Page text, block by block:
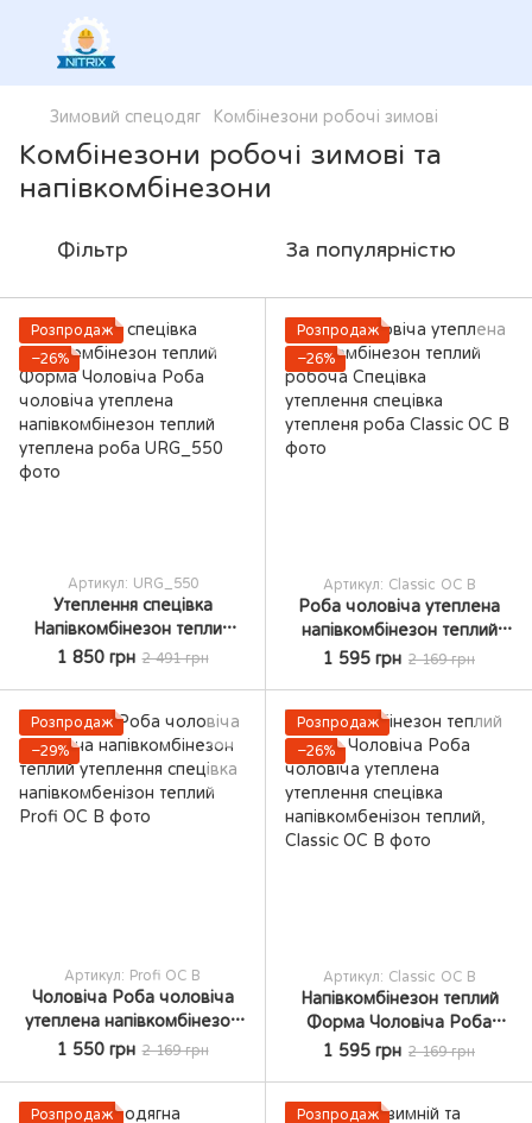
Зимовий спецодяг Комбінезони робочі зимові
Комбінезони робочі зимові та
напівкомбінезони
Фільтр За популярністю
Розпродаж
−26%
Артикул: URG_550
Утеплення спецівка
Напівкомбінезон теплий
Форма Чоловіча Роба
утеплена роба
1 850 грн 2 491 грн
Розпродаж
−26%
Артикул: Classic OC B
Роба чоловіча утеплена
напівкомбінезон теплий
робоча Спецівка
1 595 грн 2 169 грн
Розпродаж
−29%
Артикул: Profi OC В
Чоловіча Роба чоловіча
утеплена напівкомбінезон
теплий утеплення спецівка
1 550 грн 2 169 грн
Розпродаж
−26%
Артикул: Classic OC B
Напівкомбінезон теплий
Форма Чоловіча Роба
чоловіча утеплена
1 595 грн 2 169 грн
Розпродаж
Розпродаж